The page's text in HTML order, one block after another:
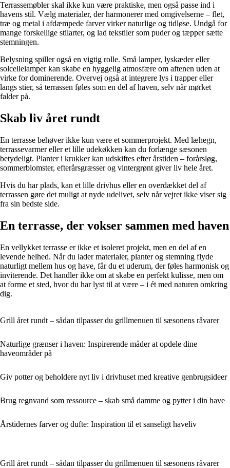
Terrassemøbler skal ikke kun være praktiske, men også passe ind i
havens stil. Vælg materialer, der harmonerer med omgivelserne – flet,
træ og metal i afdæmpede farver virker naturlige og tidløse. Undgå for
mange forskellige stilarter, og lad tekstiler som puder og tæpper sætte
stemningen.
Belysning spiller også en vigtig rolle. Små lamper, lyskæder eller
solcellelamper kan skabe en hyggelig atmosfære om aftenen uden at
virke for dominerende. Overvej også at integrere lys i trapper eller
langs stier, så terrassen føles som en del af haven, selv når mørket
falder på.
Skab liv året rundt
En terrasse behøver ikke kun være et sommerprojekt. Med læhegn,
terrassevarmer eller et lille udekøkken kan du forlænge sæsonen
betydeligt. Planter i krukker kan udskiftes efter årstiden – forårsløg,
sommerblomster, efterårsgræsser og vintergrønt giver liv hele året.
Hvis du har plads, kan et lille drivhus eller en overdækket del af
terrassen gøre det muligt at nyde udelivet, selv når vejret ikke viser sig
fra sin bedste side.
En terrasse, der vokser sammen med haven
En vellykket terrasse er ikke et isoleret projekt, men en del af en
levende helhed. Når du lader materialer, planter og stemning flyde
naturligt mellem hus og have, får du et uderum, der føles harmonisk og
inviterende. Det handler ikke om at skabe en perfekt kulisse, men om
at forme et sted, hvor du har lyst til at være – i ét med naturen omkring
dig.
Grill året rundt – sådan tilpasser du grillmenuen til sæsonens råvarer
Naturlige grænser i haven: Inspirerende måder at opdele dine
haveområder på
Giv potter og beholdere nyt liv i drivhuset med kreative genbrugsideer
Brug regnvand som ressource – skab små damme og pytter i din have
Årstidernes farver og dufte: Inspiration til et sanseligt haveliv
Grill året rundt – sådan tilpasser du grillmenuen til sæsonens råvarer